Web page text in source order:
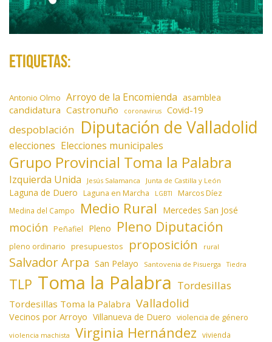
Etiquetas:
Antonio Olmo Arroyo de la Encomienda asamblea
candidatura Castronuño coronavirus Covid-19
despoblación Diputación de Valladolid
elecciones Elecciones municipales
Grupo Provincial Toma la Palabra
Izquierda Unida Jesús Salamanca Junta de Castilla y León
Laguna de Duero Laguna en Marcha LGBTI Marcos Díez
Medina del Campo Medio Rural Mercedes San José
moción Peñafiel Pleno Pleno Diputación
pleno ordinario presupuestos proposición rural
Salvador Arpa San Pelayo Santovenia de Pisuerga Tiedra
TLP Toma la Palabra Tordesillas
Tordesillas Toma la Palabra Valladolid
Vecinos por Arroyo Villanueva de Duero violencia de género
violencia machista Virginia Hernández vivienda